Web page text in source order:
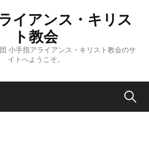
イアンス・キリス
ト教会
小手指アライアンス・キリスト教会のサ
イトへようこそ。
検